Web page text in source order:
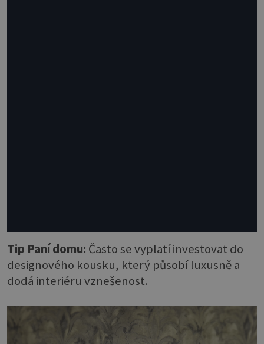
Tip Paní domu: Často se vyplatí investovat do
designového kousku, který působí luxusně a
dodá interiéru vznešenost.